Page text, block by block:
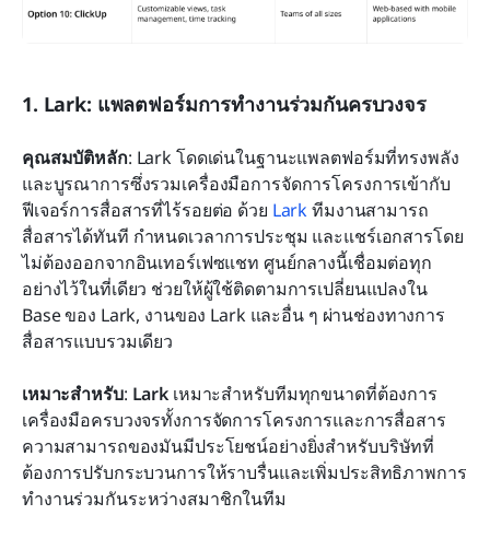
1. Lark: แพลตฟอร์มการทำงานร่วมกันครบวงจร
คุณสมบัติหลัก: Lark โดดเด่นในฐานะแพลตฟอร์มที่ทรงพลัง
และบูรณาการซึ่งรวมเครื่องมือการจัดการโครงการเข้ากับ
ฟีเจอร์การสื่อสารที่ไร้รอยต่อ ด้วย Lark ทีมงานสามารถ
สื่อสารได้ทันที กำหนดเวลาการประชุม และแชร์เอกสารโดย
ไม่ต้องออกจากอินเทอร์เฟซแชท ศูนย์กลางนี้เชื่อมต่อทุก
อย่างไว้ในที่เดียว ช่วยให้ผู้ใช้ติดตามการเปลี่ยนแปลงใน
Base ของ Lark, งานของ Lark และอื่น ๆ ผ่านช่องทางการ
สื่อสารแบบรวมเดียว
เหมาะสำหรับ: Lark เหมาะสำหรับทีมทุกขนาดที่ต้องการ
เครื่องมือครบวงจรทั้งการจัดการโครงการและการสื่อสาร
ความสามารถของมันมีประโยชน์อย่างยิ่งสำหรับบริษัทที่
ต้องการปรับกระบวนการให้ราบรื่นและเพิ่มประสิทธิภาพการ
ทำงานร่วมกันระหว่างสมาชิกในทีม